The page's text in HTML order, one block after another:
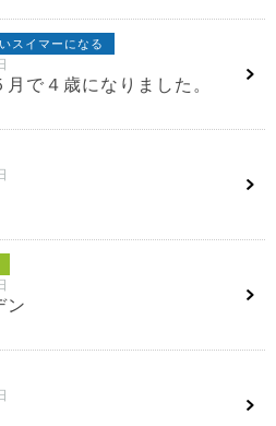
スイマーになる
で４歳になりました。
ン